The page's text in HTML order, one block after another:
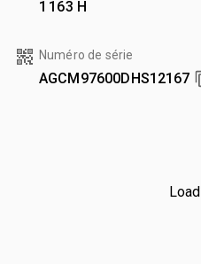
1 163 H
Numéro de série
AGCM97600DHS12167